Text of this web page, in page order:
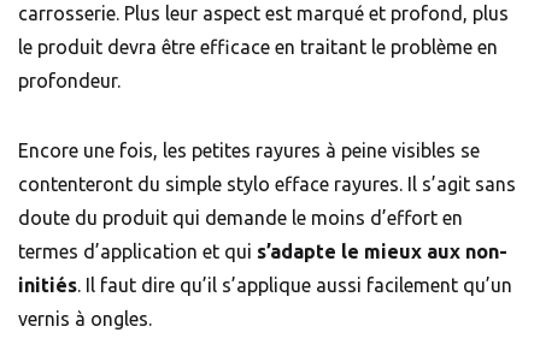
carrosserie. Plus leur aspect est marqué et profond, plus
le produit devra être efficace en traitant le problème en
profondeur.
Encore une fois, les petites rayures à peine visibles se
contenteront du simple stylo efface rayures. Il s’agit sans
doute du produit qui demande le moins d’effort en
termes d’application et qui s’adapte le mieux aux non-
initiés. Il faut dire qu’il s’applique aussi facilement qu’un
vernis à ongles.